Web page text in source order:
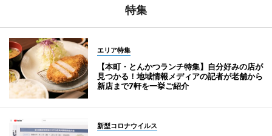
特集
エリア特集
【本町・とんかつランチ特集】自分好みの店が
見つかる！地域情報メディアの記者が老舗から
新店まで7軒を一挙ご紹介
新型コロナウイルス